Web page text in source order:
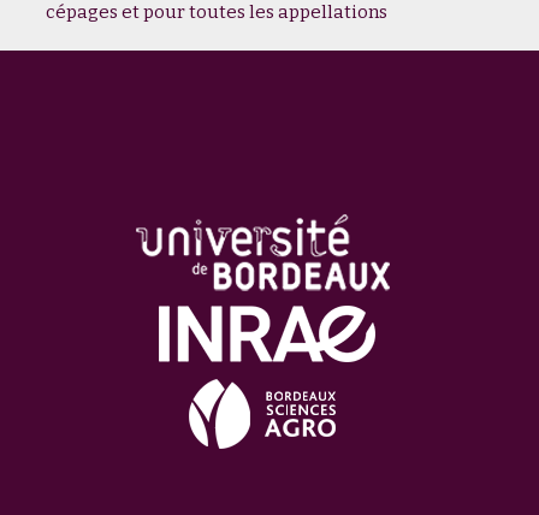
cépages et pour toutes les appellations